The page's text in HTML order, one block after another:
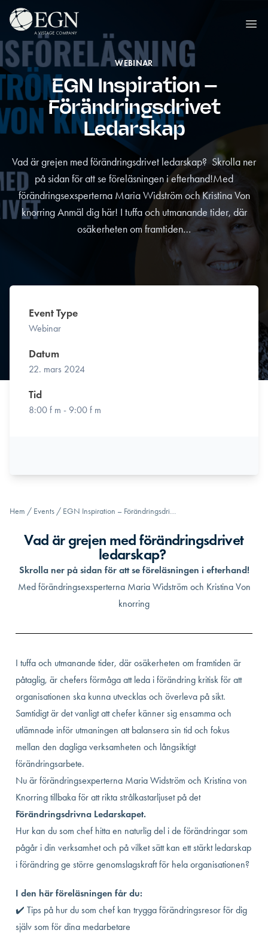
Hoppa till innehåll
Executives' Global Network
WEBINAR
EGN Inspiration –
Förändringsdrivet
Ledarskap
Vad är grejen med förändringsdrivet ledarskap? Skrolla ner
på sidan för att se föreläsningen i efterhand!Med
förändringsexsperterna Maria Widström och Kristina Von
knorring Anmäl dig här! I tuffa och utmanande tider, där
osäkerheten om framtiden…
Event Type
Webinar
Datum
22. mars 2024
Tid
8:00 f m - 9:00 f m
Hem / Events / EGN Inspiration – Förändringsdri…
Vad är grejen med förändringsdrivet
ledarskap?
Skrolla ner på sidan för att se föreläsningen i efterhand!
Med förändringsexsperterna Maria Widström och Kristina Von
knorring
I tuffa och utmanande tider, där osäkerheten om framtiden är
påtaglig, är chefers förmåga att leda i förändring kritisk för att
organisationen ska kunna utvecklas och överleva på sikt.
Samtidigt är det vanligt att chefer känner sig ensamma och
utlämnade inför utmaningen att balansera sin tid och fokus
mellan den dagliga verksamheten och långsiktigt
förändringsarbete.
Nu är förändringsexperterna Maria Widström och Kristina von
Knorring tillbaka för att rikta strålkastarljuset på det
Förändringsdrivna Ledarskapet.
Hur kan du som chef hitta en naturlig del i de förändringar som
pågår i din verksamhet och på vilket sätt kan ett stärkt ledarskap
i förändring ge större genomslagskraft för hela organisationen?
I den här föreläsningen får du:
✔️ Tips på hur du som chef kan trygga förändringsresor för dig
själv som för dina medarbetare